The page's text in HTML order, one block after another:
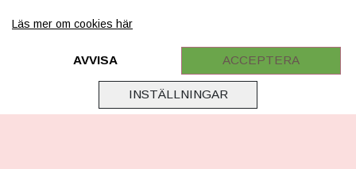
Virksomhedsoplysninger
Läs mer om cookies här
INSTÄLLNINGAR
AVVISA ACCEPTERA